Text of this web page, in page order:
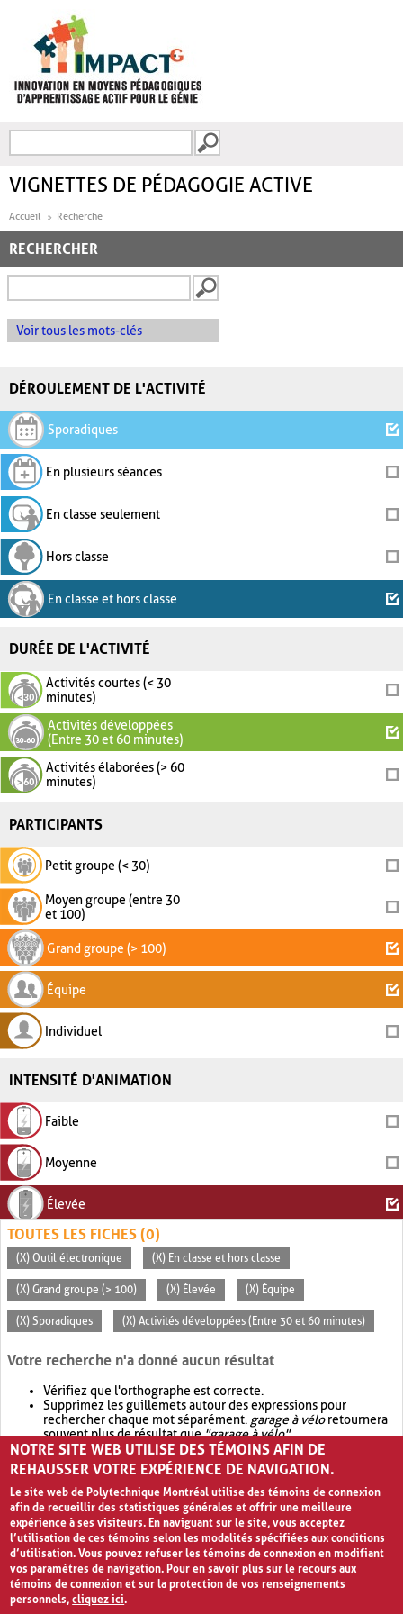
FORMULAIRE DE
VIGNETTES DE PÉDAGOGIE ACTIVE
Accueil Recherche
RECHERCHER
Voir tous les mots-clés
DÉROULEMENT DE L'ACTIVITÉ
Sporadiques
En plusieurs séances
En classe seulement
Hors classe
En classe et hors classe
DURÉE DE L'ACTIVITÉ
Activités courtes (< 30
minutes)
Activités développées
(Entre 30 et 60 minutes)
Activités élaborées (> 60
minutes)
PARTICIPANTS
Petit groupe (< 30)
Moyen groupe (entre 30
et 100)
Grand groupe (> 100)
Équipe
Individuel
INTENSITÉ D'ANIMATION
Faible
Moyenne
Élevée
TOUTES LES FICHES (0)
(X) Outil électronique (X) En classe et hors classe
(X) Grand groupe (> 100) (X) Élevée (X) Équipe
(X) Sporadiques (X) Activités développées (Entre 30 et 60 minutes)
Votre recherche n'a donné aucun résultat
Vérifiez que l'orthographe est correcte.
Supprimez les guillemets autour des expressions pour
rechercher chaque mot séparément. garage à véloretournera
souvent plus de résultat que"garage à vélo".
Envisagez d'élargir votre recherche avec OR.garage OR vélo
retournera souvent plus de résultat quegarage à vélo
NOTRE SITE WEB UTILISE DES TÉMOINS AFIN DE
REHAUSSER VOTRE EXPÉRIENCE DE NAVIGATION.
Le site web de Polytechnique Montréal utilise des témoins de connexion
afin de recueillir des statistiques générales et offrir une meilleure
expérience à ses visiteurs. En naviguant sur le site, vous acceptez
l’utilisation de ces témoins selon les modalités spécifiées aux conditions
d’utilisation. Vous pouvez refuser les témoins de connexion en modifiant
vos paramètres de navigation. Pour en savoir plus sur le recours aux
témoins de connexion et sur la protection de vos renseignements
personnels,cliquez ici.